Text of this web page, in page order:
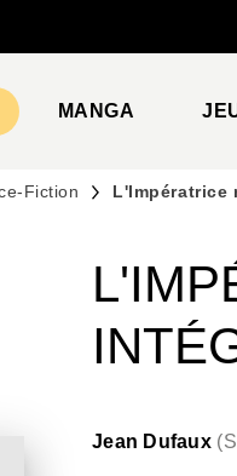
MANGA
Fiction L'Impératrice
Jean Dufaux (